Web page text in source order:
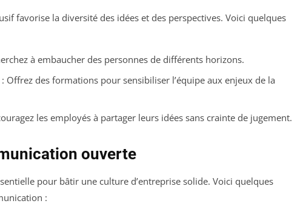
favorise la diversité des idées et des perspectives. Voici quelques
à embaucher des personnes de différents horizons.
Offrez des formations pour sensibiliser l’équipe aux enjeux de la
les employés à partager leurs idées sans crainte de jugement.
ouverte
pour bâtir une culture d’entreprise solide. Voici quelques
: